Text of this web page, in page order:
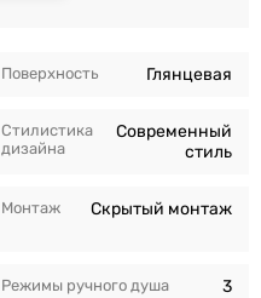
Поверхность Глянцевая
Стилистика
дизайна
Современный
стиль
Монтаж Скрытый монтаж
Режимы ручного душа 3